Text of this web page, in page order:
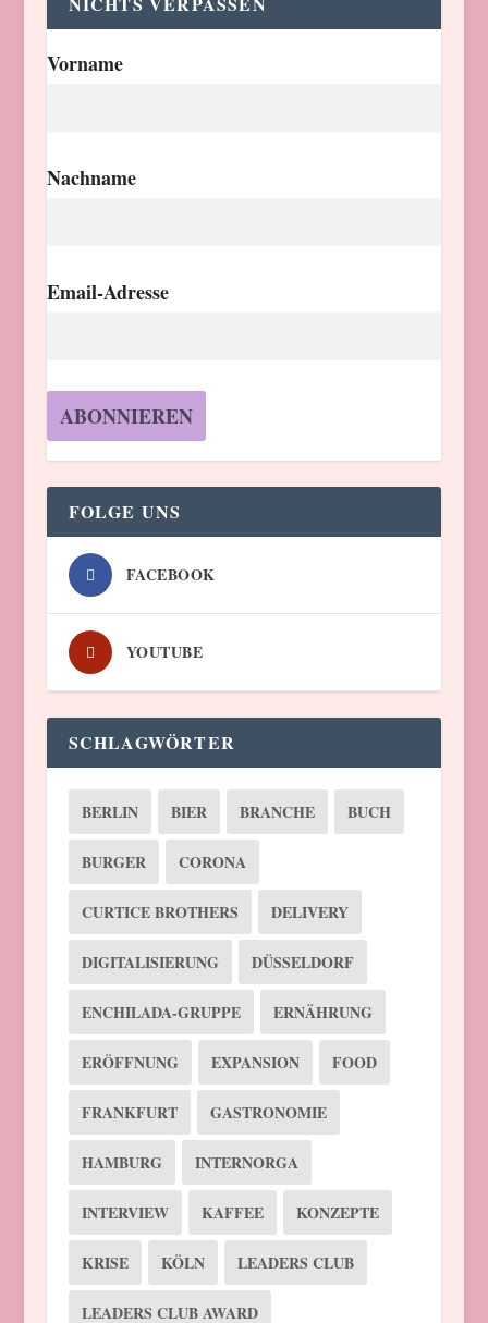
Vorname
Nachname
Email-Adresse
FOLGE UNS
FACEBOOK
YOUTUBE
SCHLAGWÖRTER
BERLIN BIER BRANCHE BUCH
BURGER CORONA
CURTICE BROTHERS DELIVERY
DIGITALISIERUNG DÜSSELDORF
ENCHILADA-GRUPPE ERNÄHRUNG
ERÖFFNUNG EXPANSION FOOD
FRANKFURT GASTRONOMIE
HAMBURG INTERNORGA
INTERVIEW KAFFEE KONZEPTE
KRISE KÖLN LEADERS CLUB
LEADERS CLUB AWARD